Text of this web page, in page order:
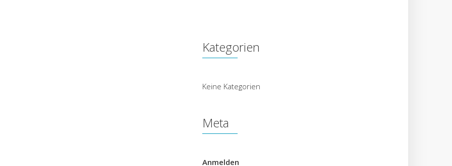
Kategorien
Keine Kategorien
Meta
Anmelden